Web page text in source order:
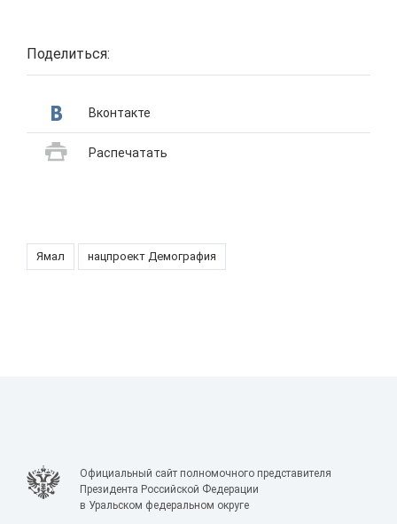
Поделиться:
Вконтакте
Распечатать
Ямал нацпроект Демография
Официальный сайт полномочного представителя
Президента Российской Федерации
в Уральском федеральном округе